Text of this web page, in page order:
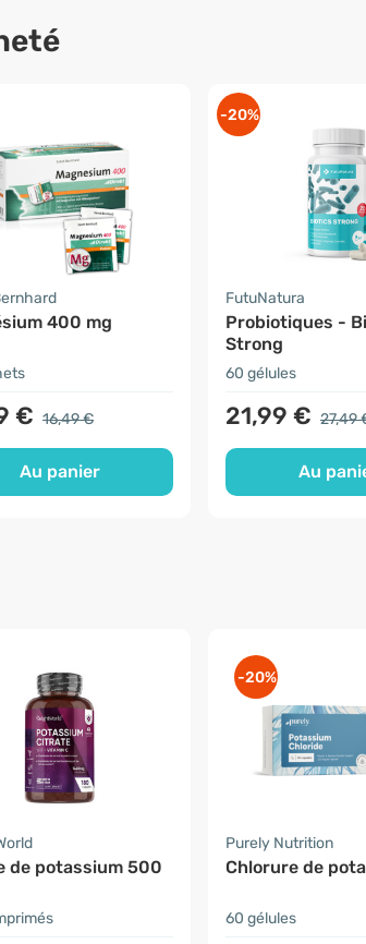
400 mg
€ 16,49 €
Au panier
-20%
FutuNatura
Probiotiques -
Strong
60 gélules
21,99 € 27,49
Au
de potassium 500
-20%
Purely Nutrition
Chlorure de
60 gélules